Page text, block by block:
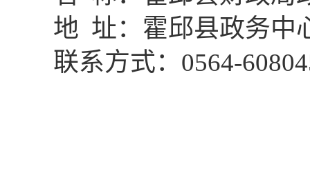
地 址：霍邱县政务中
联系方式： 0564-